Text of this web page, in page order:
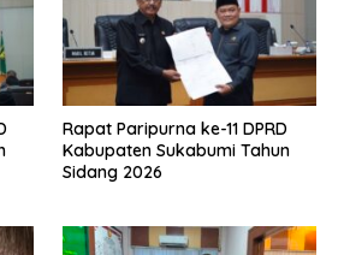
Rapat Paripurna ke-11 DPRD
Kabupaten Sukabumi Tahun
Sidang 2026